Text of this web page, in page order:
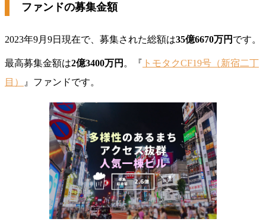
ファンドの募集金額
2023年9月9日現在で、募集された総額は35億6670万円 です。
最高募集金額は2億3400万円 。『 トモタクCF19号（新宿二丁
目）
』ファンドです。